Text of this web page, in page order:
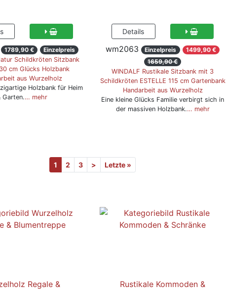
1789,90 €
Einzelpreis
Schildkröten Sitzbank
cm Glücks Holzbank
aus Wurzelholz
Holzbank für Heim
Garten.… mehr
wm2063 Einzelpreis
1499,90 €
1659,90 €
WINDALF Rustikale Sitzbank mit 3
Schildkröten ESTELLE 115 cm Gartenbank
Handarbeit aus Wurzelholz
Eine kleine Glücks Familie verbirgt sich in
der massiven Holzbank.… mehr
1 2 3 > Letzte »
Regale &
Rustikale Kommoden &